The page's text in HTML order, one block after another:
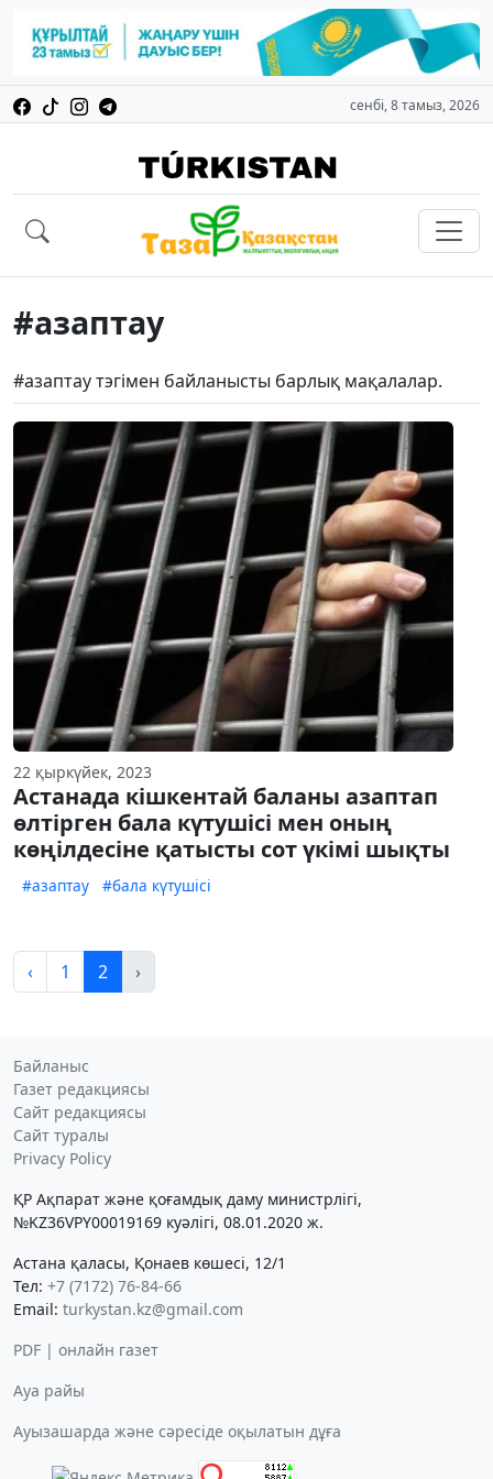
сенбі, 8 тамыз, 2026
#азаптау
#азаптау тэгімен байланысты барлық мақалалар.
22 қыркүйек, 2023
Астанада кішкентай баланы азаптап
өлтірген бала күтушісі мен оның
көңілдесіне қатысты сот үкімі шықты
#азаптау #бала күтушісі
‹ 1 2 ›
Байланыс
Газет редакциясы
Сайт редакциясы
Сайт туралы
Privacy Policy
ҚР Ақпарат және қоғамдық даму министрлігі,
№KZ36VPY00019169 куәлігі, 08.01.2020 ж.
Астана қаласы, Қонаев көшесі, 12/1
Тел: +7 (7172) 76-84-66
Email: turkystan.kz@gmail.com
PDF | онлайн газет
Ауа райы
Ауызашарда және сәресіде оқылатын дұға